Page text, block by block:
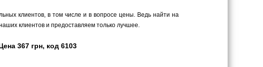
клиентов, в том числе и в вопросе цены. Ведь найти на
клиентов и предоставляем только лучшее.
367 грн, код 6103